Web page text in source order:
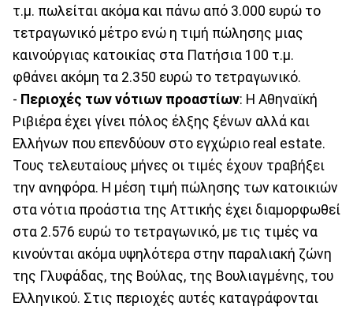
τ.μ. πωλείται ακόμα και πάνω από 3.000 ευρώ το
τετραγωνικό μέτρο ενώ η τιμή πώλησης μιας
καινούργιας κατοικίας στα Πατήσια 100 τ.μ.
φθάνει ακόμη τα 2.350 ευρώ το τετραγωνικό.
- Περιοχές των νότιων προαστίων: Η Αθηναϊκή
Ριβιέρα έχει γίνει πόλος έλξης ξένων αλλά και
Ελλήνων που επενδύουν στο εγχώριο real estate.
Τους τελευταίους μήνες οι τιμές έχουν τραβήξει
την ανηφόρα. Η μέση τιμή πώλησης των κατοικιών
στα νότια προάστια της Αττικής έχει διαμορφωθεί
στα 2.576 ευρώ το τετραγωνικό, με τις τιμές να
κινούνται ακόμα υψηλότερα στην παραλιακή ζώνη
της Γλυφάδας, της Βούλας, της Βουλιαγμένης, του
Ελληνικού. Στις περιοχές αυτές καταγράφονται